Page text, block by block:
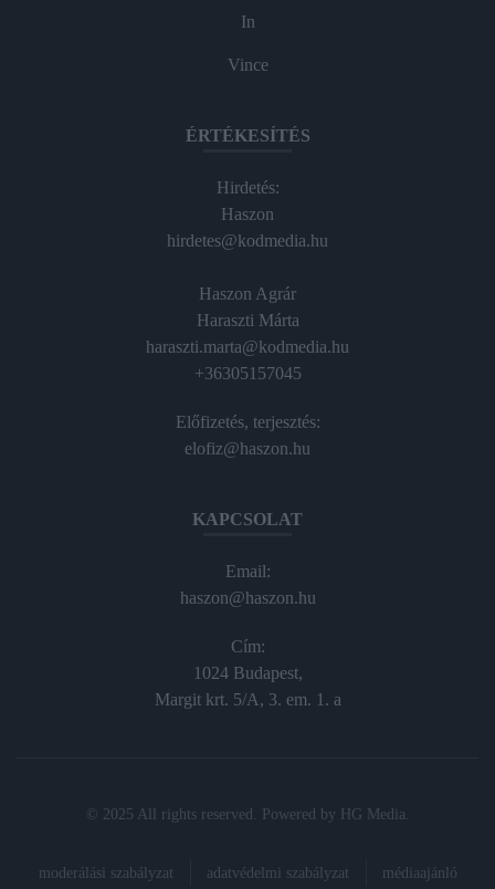
In
Vince
ÉRTÉKESÍTÉS
Hirdetés:
Haszon
hirdetes@kodmedia.hu
Haszon Agrár
Haraszti Márta
haraszti.marta@kodmedia.hu
+36305157045
Előfizetés, terjesztés:
elofiz@haszon.hu
KAPCSOLAT
Email:
haszon@haszon.hu
Cím:
1024 Budapest,
Margit krt. 5/A, 3. em. 1. a
© 2025 All rights reserved. Powered by HG Media
moderálási szabályzat adatvédelmi szabályzat médiaajánló